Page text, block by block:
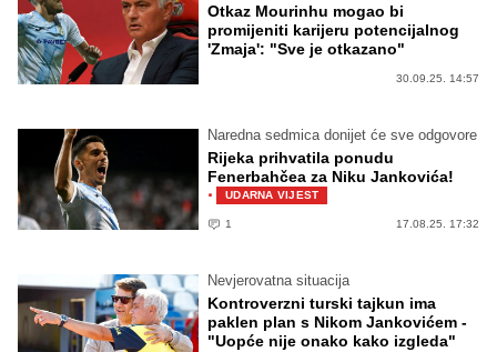
Otkaz Mourinhu mogao bi
promijeniti karijeru potencijalnog
'Zmaja': "Sve je otkazano"
30.09.25. 14:57
Naredna sedmica donijet će sve odgovore
Rijeka prihvatila ponudu
Fenerbahčea za Niku Jankovića!
· UDARNA VIJEST
1 17.08.25. 17:32
Nevjerovatna situacija
Kontroverzni turski tajkun ima
paklen plan s Nikom Jankovićem -
"Uopće nije onako kako izgleda"